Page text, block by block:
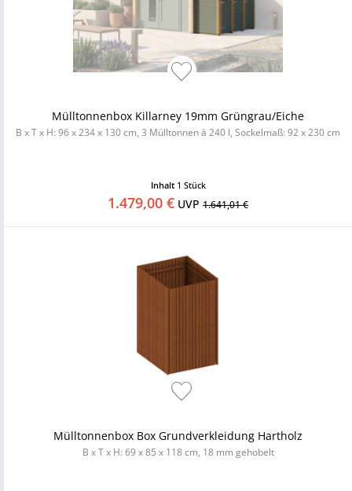
Mülltonnenbox Killarney 19mm Grüngrau/Eiche
B x T x H: 96 x 234 x 130 cm, 3 Mülltonnen à 240 l, Sockelmaß: 92 x 230 cm
Inhalt 1 Stück
1.479,00 € UVP 1.641,01 €
Mülltonnenbox Box Grundverkleidung Hartholz
B x T x H: 69 x 85 x 118 cm, 18 mm gehobelt